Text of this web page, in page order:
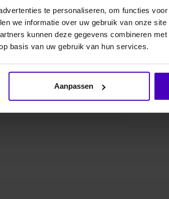
te personaliseren, om functies
we informatie over uw gebruik van onze
kunnen deze gegevens combineren
basis van uw gebruik van hun services.
Aanpassen
en ligt gelijkmatig over de tong en
ontwerp maakt gecombineerde
biedt wanneer deze is